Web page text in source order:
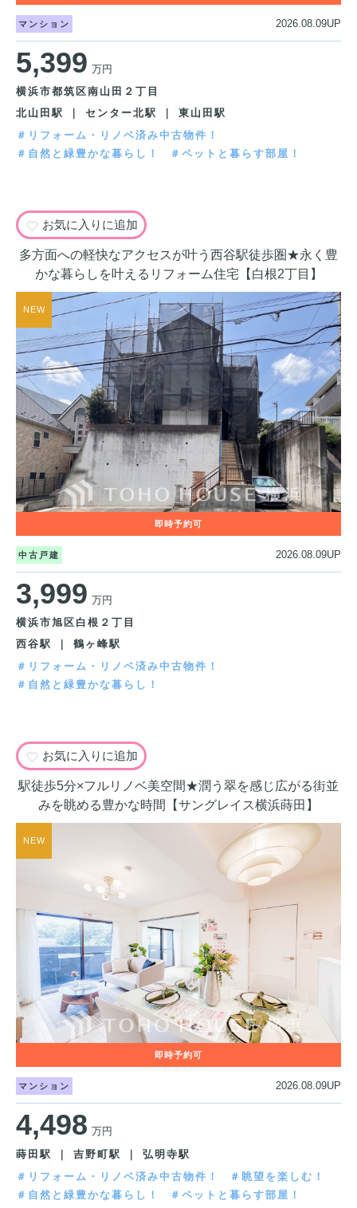
マンション 2026.08.09UP
5,399 万円
横浜市都筑区南山田２丁目
北山田駅 ｜ センター北駅 ｜ 東山田駅
＃リフォーム・リノベ済み中古物件！
＃自然と緑豊かな暮らし！
＃ペットと暮らす部屋！
お気に入りに追加
多方面への軽快なアクセスが叶う西谷駅徒歩圏★永く豊
かな暮らしを叶えるリフォーム住宅【白根2丁目】
中古戸建 2026.08.09UP
3,999 万円
横浜市旭区白根２丁目
西谷駅 ｜ 鶴ヶ峰駅
＃リフォーム・リノベ済み中古物件！
＃自然と緑豊かな暮らし！
お気に入りに追加
駅徒歩5分×フルリノベ美空間★潤う翠を感じ広がる街並
みを眺める豊かな時間【サングレイス横浜蒔田】
マンション 2026.08.09UP
4,498 万円
蒔田駅 ｜ 吉野町駅 ｜ 弘明寺駅
＃リフォーム・リノベ済み中古物件！
＃眺望を楽しむ！
＃自然と緑豊かな暮らし！
＃ペットと暮らす部屋！